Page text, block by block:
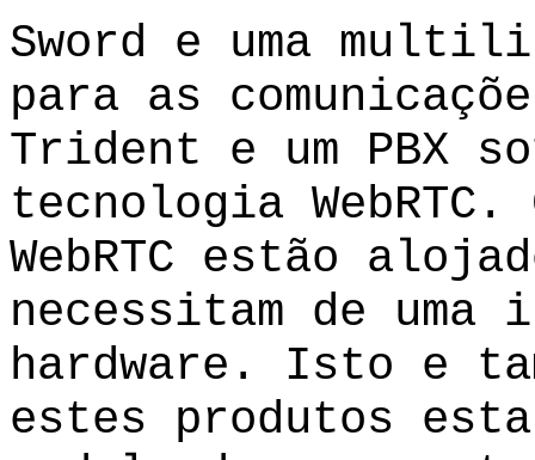
Sword e uma
para as
Trident e um PBX
tecnologia
WebRTC estão
necessitam de
hardware. Isto e
estes produtos